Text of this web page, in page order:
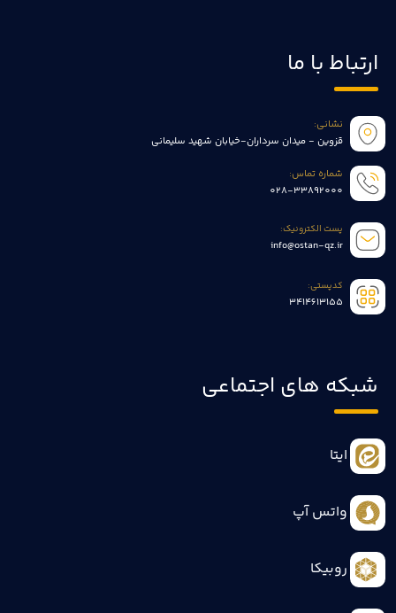
ارتباط با ما
نشانی:
قزوین - میدان سرداران-خیابان شهید سلیمانی
شماره تماس:
028-33892000
پست الکترونیک:
info@ostan-qz.ir
کدپستی:
3414613155
شبکه های اجتماعی
ایتا
واتس آپ
روبیکا